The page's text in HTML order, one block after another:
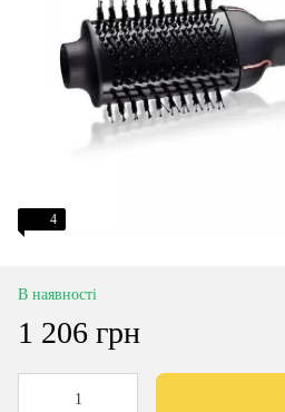
4
В наявності
1 206 грн